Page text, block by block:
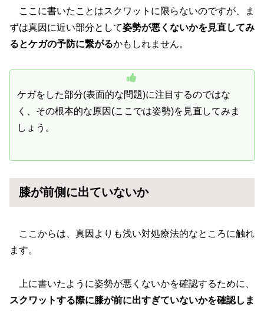
ここに書いたことはスクワットに限らないのですが、ま
ずは真因に近い部分として姿勢が悪くないかを見直してみ
るとケガの予防に繋がるかもしれません。
ケガをした部分(表面的な問題)に注目するのではな
く、その根本的な原因(ここでは姿勢)を見直してみま
しょう。
膝が前側に出ていないか
ここからは、真因よりも浅い対処療法的なところに触れ
ます。
上に書いたように姿勢が悪くないかを確認するために、
スクワットする際に膝が前に出すぎていないかを確認しま